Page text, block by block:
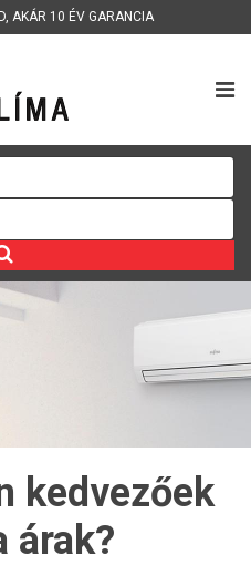
, AKÁR 10 ÉV GARANCIA
kedvezőek
árak?